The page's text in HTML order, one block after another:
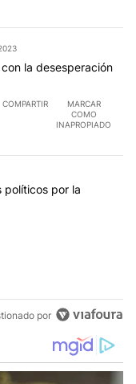
la desesperación
COMPARTIR
MARCAR
COMO
INAPROPIADO
comentarios en los
Cuerva cuestionó
políticos por la
6 comentarios.
por